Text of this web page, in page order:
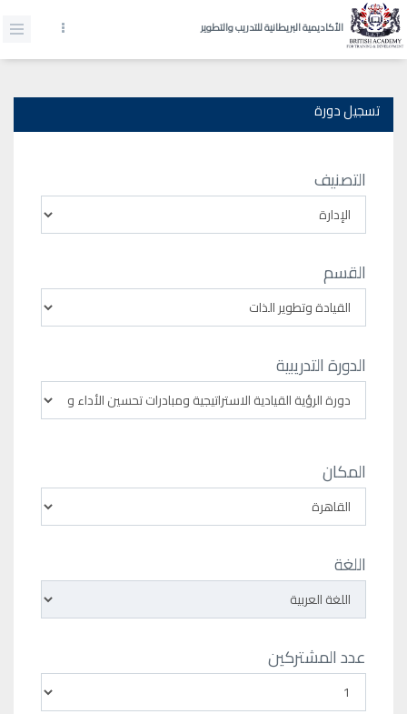
الأكاديمية البريطانية للتدريب والتطوير
تسجيل دورة
التصنيف
القسم
الدورة التدريبية
المكان
اللغة
عدد المشتركين